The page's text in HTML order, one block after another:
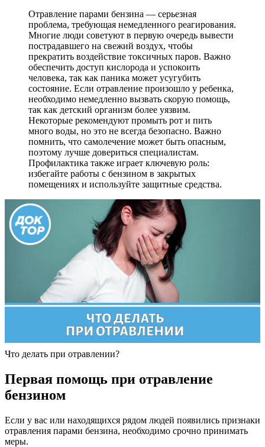
Отравление парами бензина — серьезная
проблема, требующая немедленного реагирования.
Многие люди советуют в первую очередь вывести
пострадавшего на свежий воздух, чтобы
прекратить воздействие токсичных паров. Важно
обеспечить доступ кислорода и успокоить
человека, так как паника может усугубить
состояние. Если отравление произошло у ребенка,
необходимо немедленно вызвать скорую помощь,
так как детский организм более уязвим.
Некоторые рекомендуют промыть рот и пить
много воды, но это не всегда безопасно. Важно
помнить, что самолечение может быть опасным,
поэтому лучше довериться специалистам.
Профилактика также играет ключевую роль:
избегайте работы с бензином в закрытых
помещениях и используйте защитные средства.
Что делать при отравлении?
Первая помощь при отравление
бензином
Если у вас или находящихся рядом людей появились признаки
отравления парами бензина, необходимо срочно принимать
меры.